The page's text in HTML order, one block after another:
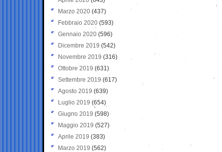
Marzo 2020 (437)
Febbraio 2020 (593)
Gennaio 2020 (596)
Dicembre 2019 (542)
Novembre 2019 (316)
Ottobre 2019 (631)
Settembre 2019 (617)
Agosto 2019 (639)
Luglio 2019 (654)
Giugno 2019 (598)
Maggio 2019 (527)
Aprile 2019 (383)
Marzo 2019 (562)